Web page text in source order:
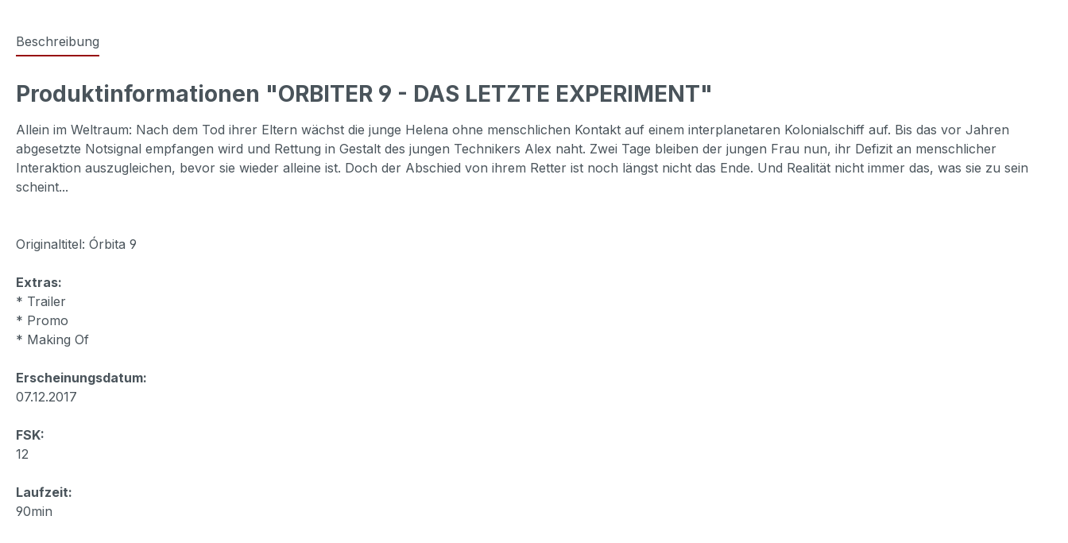
Beschreibung
Produktinformationen "ORBITER 9 - DAS LETZTE EXPERIMENT"
Allein im Weltraum: Nach dem Tod ihrer Eltern wächst die junge Helena ohne menschlichen Kontakt auf einem interplanetaren Kolonialschiff auf. Bis das vor Jahren
abgesetzte Notsignal empfangen wird und Rettung in Gestalt des jungen Technikers Alex naht. Zwei Tage bleiben der jungen Frau nun, ihr Defizit an menschlicher
Interaktion auszugleichen, bevor sie wieder alleine ist. Doch der Abschied von ihrem Retter ist noch längst nicht das Ende. Und Realität nicht immer das, was sie zu sein
scheint...
Originaltitel: Órbita 9
Extras:
* Trailer
* Promo
* Making Of
Erscheinungsdatum:
07.12.2017
FSK:
12
Laufzeit:
90min